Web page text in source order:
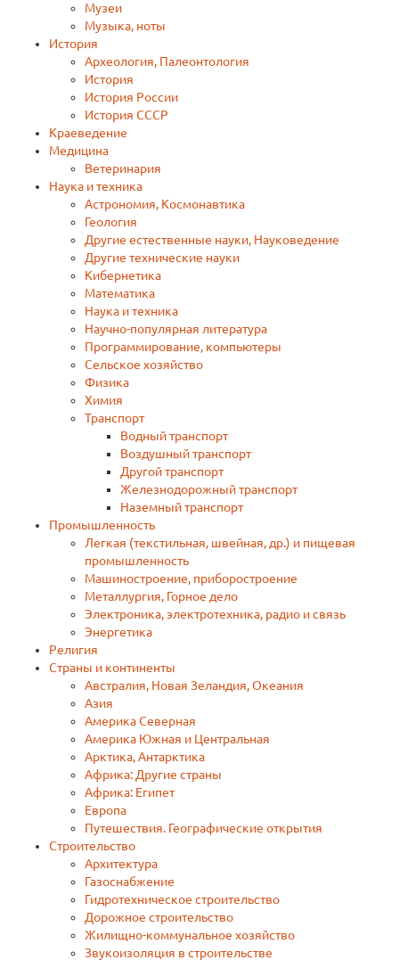
Музеи
Музыка, ноты
История
Археология, Палеонтология
Истoрия
История России
История СССР
Краеведение
Медицина
Ветеринария
Наука и техника
Астрономия, Космонавтика
Геология
Другие естественные науки, Науковедение
Другие технические науки
Кибернетика
Математика
Наука и техникa
Научно-популярная литература
Программирование, компьютеры
Сельское хозяйство
Физика
Химия
Транспорт
Водный транспорт
Воздушный транспорт
Другой транспорт
Железнодорожный транспорт
Наземный транспорт
Промышленность
Легкая (текстильная, швейная, др.) и пищевая
промышленность
Машиностроение, приборостроение
Металлургия, Горное дело
Электроника, электротехника, радио и связь
Энергетика
Религия
Страны и континенты
Австралия, Новая Зеландия, Океания
Азия
Америка Северная
Америка Южная и Центральная
Арктика, Антарктика
Африка: Другие страны
Африка: Египет
Европа
Путешествия. Географические открытия
Строительство
Архитектура
Газоснабжение
Гидротехническое строительство
Дорожное строительство
Жилищно-коммунальное хозяйство
Звукоизоляция в строительстве